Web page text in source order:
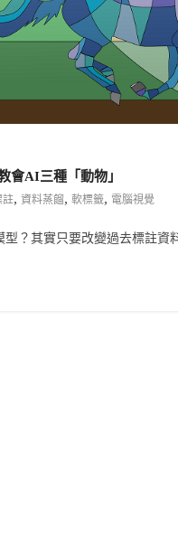
AI三種「動物」
註, 資料蒸餾, 軟標籤, 電腦視覺
？其實只要改變過去標註資